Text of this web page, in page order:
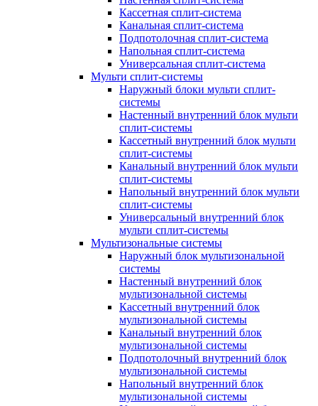
Кассетная сплит-система
Канальная сплит-система
Подпотолочная сплит-система
Напольная сплит-система
Универсальная сплит-система
Мульти сплит-системы
Наружный блоки мульти сплит-
системы
Настенный внутренний блок мульти
сплит-системы
Кассетный внутренний блок мульти
сплит-системы
Канальный внутренний блок мульти
сплит-системы
Напольный внутренний блок мульти
сплит-системы
Универсальный внутренний блок
мульти сплит-системы
Мультизональные системы
Наружный блок мультизональной
системы
Настенный внутренний блок
мультизональной системы
Кассетный внутренний блок
мультизональной системы
Канальный внутренний блок
мультизональной системы
Подпотолочный внутренний блок
мультизональной системы
Напольный внутренний блок
мультизональной системы